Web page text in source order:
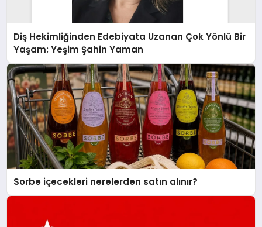
Diş Hekimliğinden Edebiyata Uzanan Çok Yönlü Bir
Yaşam: Yeşim Şahin Yaman
Sorbe içecekleri nerelerden satın alınır?